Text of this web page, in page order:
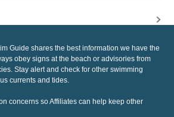
Guide shares the best information we have the
obey signs at the beach or advisories from
Stay alert and check for other swimming
currents and tides.
concerns so Affiliates can help keep other